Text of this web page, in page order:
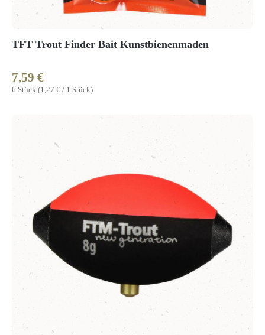
TFT Trout Finder Bait Kunstbienenmaden
6 Stück (1,27 € / 1 Stück)
Regulärer Preis:
7,59 €